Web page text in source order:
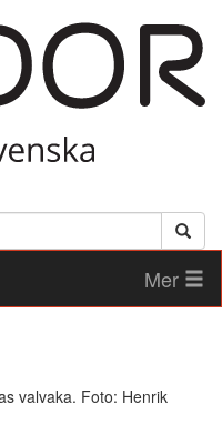
Mer
valvaka. Foto: Henrik